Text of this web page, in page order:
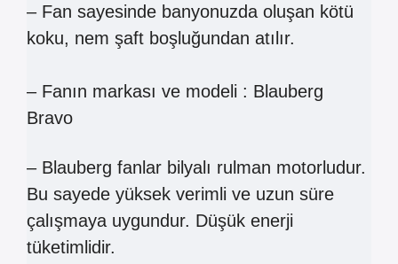
– Fan sayesinde banyonuzda oluşan kötü
koku, nem şaft boşluğundan atılır.
– Fanın markası ve modeli : Blauberg
Bravo
– Blauberg fanlar bilyalı rulman motorludur.
Bu sayede yüksek verimli ve uzun süre
çalışmaya uygundur. Düşük enerji
tüketimlidir.